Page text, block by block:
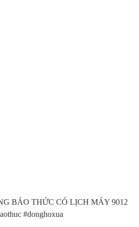
BÁO THỨC CÓ LỊCH MÁY 9012
#donghoxua